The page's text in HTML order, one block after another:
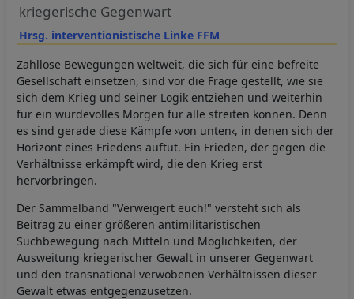
Hrsg. interventionistische Linke FFM
kriegerische Gegenwart
Zahllose Bewegungen weltweit, die sich für eine befreite
Gesellschaft einsetzen, sind vor die Frage gestellt, wie sie
sich dem Krieg und seiner Logik entziehen und weiterhin
für ein würdevolles Morgen für alle streiten können. Denn
es sind gerade diese Kämpfe ›von unten‹, in denen sich der
Horizont eines Friedens auftut. Ein Frieden, der gegen die
Verhältnisse erkämpft wird, die den Krieg erst
hervorbringen.
Der Sammelband "Verweigert euch!" versteht sich als
Beitrag zu einer größeren antimilitaristischen
Suchbewegung nach Mitteln und Möglichkeiten, der
Ausweitung kriegerischer Gewalt in unserer Gegenwart
und den transnational verwobenen Verhältnissen dieser
Gewalt etwas entgegenzusetzen.